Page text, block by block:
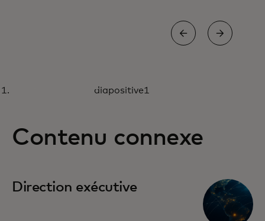
Comment nous incitons nos
diapositive1
Contenu connexe
Direction exécutive